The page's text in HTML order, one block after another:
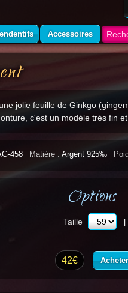
jolie feuille de Ginkgo
c'est un modèle très fin
458 Matière : Argent 925‰
Options
Taille [
42€ Acheter
Accessoires